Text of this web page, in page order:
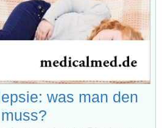
was man den